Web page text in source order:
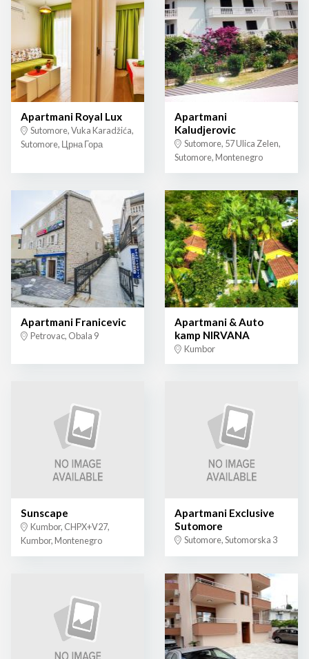
Apartmani Royal Lux
Sutomore, Vuka Karadžića,
Sutomore, Црна Гора
Apartmani
Kaludjerovic
Sutomore, 57 Ulica Zelen,
Sutomore, Montenegro
Apartmani Franicevic
Petrovac, Obala 9
Apartmani & Auto
kamp NIRVANA
Kumbor
Sunscape
Kumbor, CHPX+V27,
Kumbor, Montenegro
Apartmani Exclusive
Sutomore
Sutomore, Sutomorska 3